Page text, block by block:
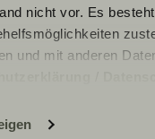
nicht vor. Es
und mit anderen
genannten